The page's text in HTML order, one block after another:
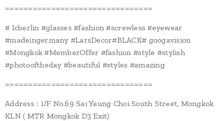
================================
# Icberlin #glasses #fashion #screwless #eyewear
#madeingermany #LarsDecor#BLACK# googavision
#Mongkok #MemberOffer #fashion #style #stylish
#photooftheday #beautiful #styles #amazing
================================
Address : 1/F No.69 Sai Yeung Choi South Street, Mongkok
KLN ( MTR Mongkok D3 Exit)